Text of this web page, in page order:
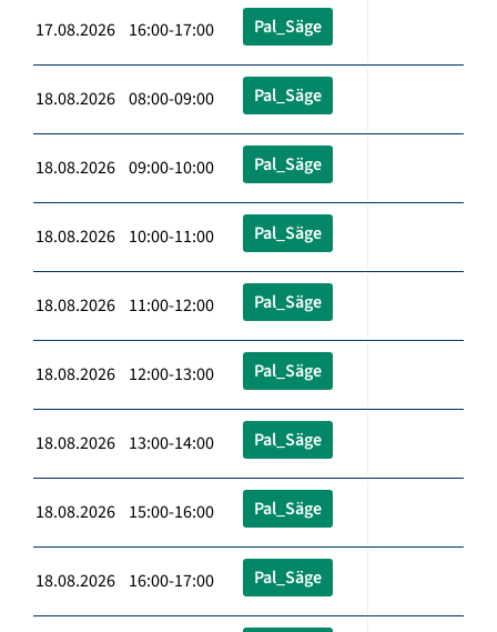
17.08.2026 16:00-17:00 Pal_Säge
18.08.2026 08:00-09:00 Pal_Säge
18.08.2026 09:00-10:00 Pal_Säge
18.08.2026 10:00-11:00 Pal_Säge
18.08.2026 11:00-12:00 Pal_Säge
18.08.2026 12:00-13:00 Pal_Säge
18.08.2026 13:00-14:00 Pal_Säge
18.08.2026 15:00-16:00 Pal_Säge
18.08.2026 16:00-17:00 Pal_Säge